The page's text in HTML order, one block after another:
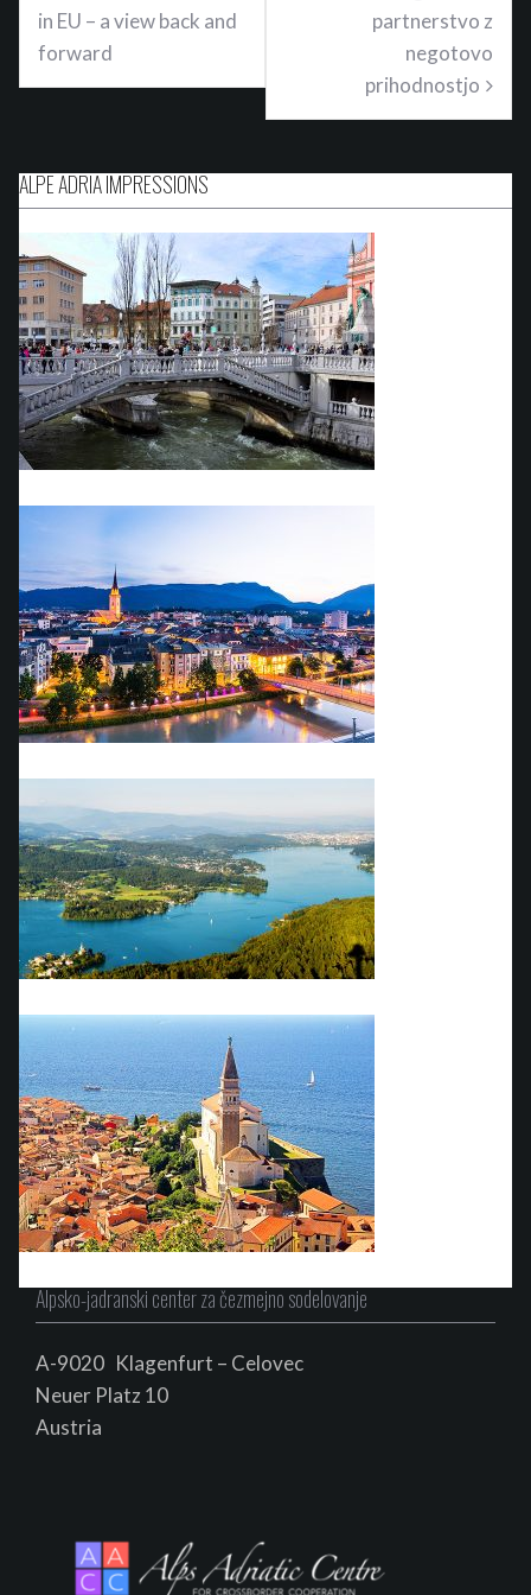
in EU – a view back and
forward
partnerstvo z
negotovo
prihodnostjo
ALPE ADRIA IMPRESSIONS
Alpsko-jadranski center za čezmejno sodelovanje
A-9020 Klagenfurt – Celovec
Neuer Platz 10
Austria